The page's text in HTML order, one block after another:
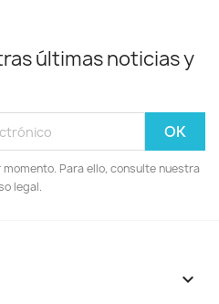
últimas noticias y
Para ello, consulte nuestra
legal.
